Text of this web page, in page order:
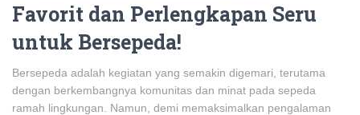
Favorit dan Perlengkapan Seru
untuk Bersepeda!
Bersepeda adalah kegiatan yang semakin digemari, terutama
dengan berkembangnya komunitas dan minat pada sepeda
ramah lingkungan. Namun, demi memaksimalkan pengalaman